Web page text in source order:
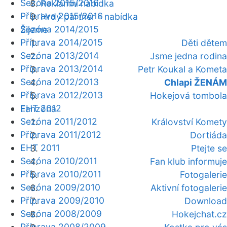
Reklamní nabídka
Hrdý partner - nabídka
Žijeme
Děti dětem
Jsme jedna rodina
Petr Koukal a Kometa
Chlapi ŽENÁM
Hokejová tombola
Fanzóna
Království Komety
Dortiáda
Ptejte se
Fan klub informuje
Fotogalerie
Aktivní fotogalerie
Download
Hokejchat.cz
Sezóna 2015/2016
Příprava 2015/2016
Sezóna 2014/2015
Příprava 2014/2015
Sezóna 2013/2014
Příprava 2013/2014
Sezóna 2012/2013
Příprava 2012/2013
EHT 2012
Sezóna 2011/2012
Příprava 2011/2012
EHT 2011
Sezóna 2010/2011
Příprava 2010/2011
Sezóna 2009/2010
Příprava 2009/2010
Sezóna 2008/2009